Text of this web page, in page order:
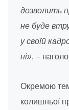
дозволить
не буде
у своїй
ні», –
Окремою
колишньої